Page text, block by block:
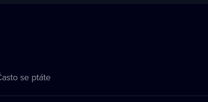
se ptáte